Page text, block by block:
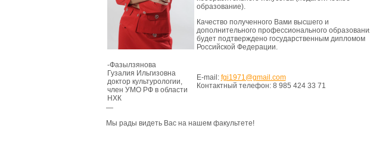
образование).
Качество полученного Вами высшего и
дополнительного профессионального
будет подтверждено государственным дипломом
Российской Федерации.
-Фазылзянова
Гузалия Ильгизовна
доктор культурологии,
член УМО РФ в области
НХК
E-mail: fgi1971@gmail.com
Контактный телефон: 8 985 424 33 71
—
Мы рады видеть Вас на нашем факультете!